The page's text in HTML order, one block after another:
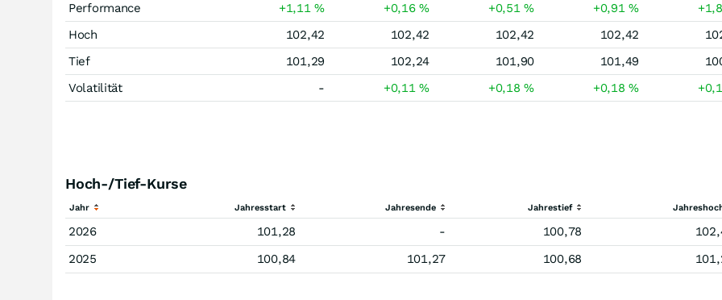
Performance +1,11% +0,16% +0,51% +0,91%
Hoch
102,42 102,42 102,42 102,42
Tief
101,29 102,24 101,90 101,49
Volatilität
- +0,11% +0,18% +0,18%
Hoch-/Tief-Kurse
Jahr Jahresstart Jahresende Jahrestief
2026 101,28 - 100,78
2025
100,84 101,27 100,68